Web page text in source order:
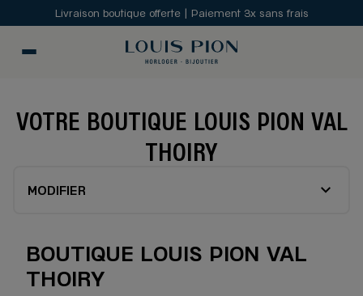
Livraison boutique offerte | Paiement 3x sans frais
VOTRE BOUTIQUE LOUIS PION VAL
THOIRY
MODIFIER
BOUTIQUE LOUIS PION VAL
THOIRY